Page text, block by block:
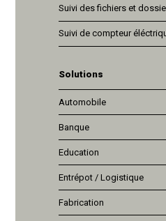
Suivi des fichiers et
Suivi de compteur
Solutions
Automobile
Banque
Education
Entrépot / Logistique
Fabrication